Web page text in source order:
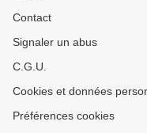
Contact
Signaler un abus
C.G.U.
Cookies et données
Préférences cookies